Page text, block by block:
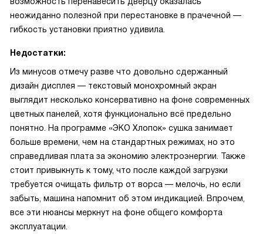
неожиданно полезной при перестановке в прачечной —
гибкость установки приятно удивила.
Недостатки:
Из минусов отмечу разве что довольно сдержанный
дизайн дисплея — текстовый монохромный экран
выглядит несколько консервативно на фоне современных
цветных панелей, хотя функционально всё предельно
понятно. На программе «ЭКО Хлопок» сушка занимает
больше времени, чем на стандартных режимах, но это
справедливая плата за экономию электроэнергии. Также
стоит привыкнуть к тому, что после каждой загрузки
требуется очищать фильтр от ворса — мелочь, но если
забыть, машина напомнит об этом индикацией. Впрочем,
все эти нюансы меркнут на фоне общего комфорта
эксплуатации.